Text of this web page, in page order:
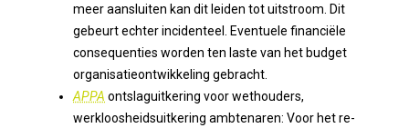
meer aansluiten kan dit leiden tot uitstroom. Dit
gebeurt echter incidenteel. Eventuele financiële
consequenties worden ten laste van het budget
organisatieontwikkeling gebracht.
APPA ontslaguitkering voor wethouders,
werkloosheidsuitkering ambtenaren: Voor het re-